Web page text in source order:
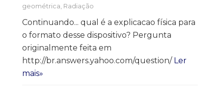
geométrica Radiação
Continuando... qual é a explicacao física para
o formato desse dispositivo? Pergunta
originalmente feita em
http://br.answers.yahoo.com/question/ Ler
mais»